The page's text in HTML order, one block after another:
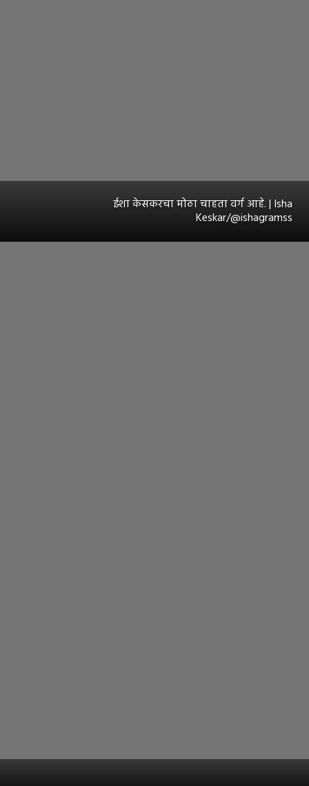
ईशा केसकरचा मोठा चाहता वर्ग आहे. | Isha
Keskar/@ishagramss